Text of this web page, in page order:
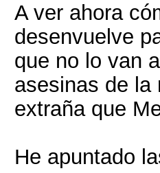
A ver ahora
desenvuelve
que no lo van
asesinas de la
extraña que
He apuntado